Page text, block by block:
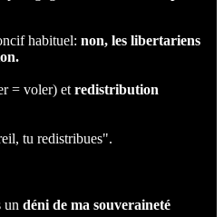
habituel: non, les libertariens
= voler) et redistribution
tu redistribues".
un déni de ma souveraineté